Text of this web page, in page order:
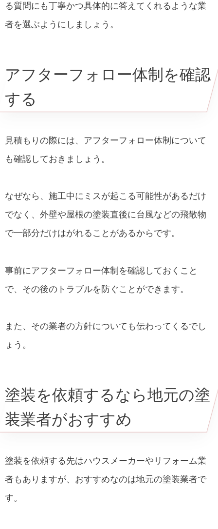
る質問にも丁寧かつ具体的に答えてくれるような業
者を選ぶようにしましょう。
アフターフォロー体制を確認
する
見積もりの際には、アフターフォロー体制について
も確認しておきましょう。
なぜなら、施工中にミスが起こる可能性があるだけ
でなく、外壁や屋根の塗装直後に台風などの飛散物
で一部分だけはがれることがあるからです。
事前にアフターフォロー体制を確認しておくこと
で、その後のトラブルを防ぐことができます。
また、その業者の方針についても伝わってくるでし
ょう。
塗装を依頼するなら地元の塗
装業者がおすすめ
塗装を依頼する先はハウスメーカーやリフォーム業
者もありますが、おすすめなのは地元の塗装業者で
す。